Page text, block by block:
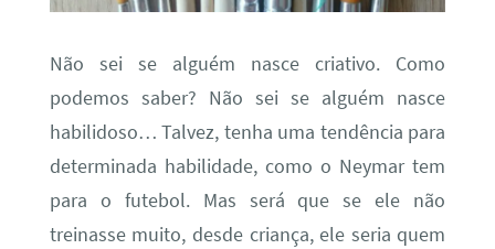
Não sei se alguém nasce criativo. Como
podemos saber? Não sei se alguém nasce
habilidoso… Talvez, tenha uma tendência para
determinada habilidade, como o Neymar tem
para o futebol. Mas será que se ele não
treinasse muito, desde criança, ele seria quem